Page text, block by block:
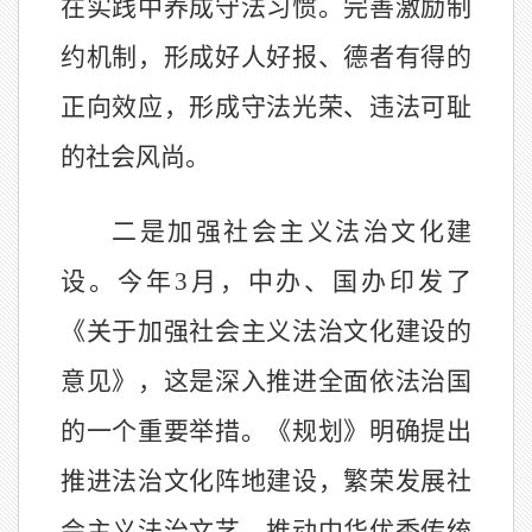
在实践中养成守法习惯。完善激励制
约机制，形成好人好报、德者有得的
正向效应，形成守法光荣、违法可耻
的社会风尚。
二是加强社会主义法治文化建
设。今年 3月，中办、国办印发了
《关于加强社会主义法治文化建设的
意见》，这是深入推进全面依法治国
的一个重要举措。《规划》明确提出
推进法治文化阵地建设，繁荣发展社